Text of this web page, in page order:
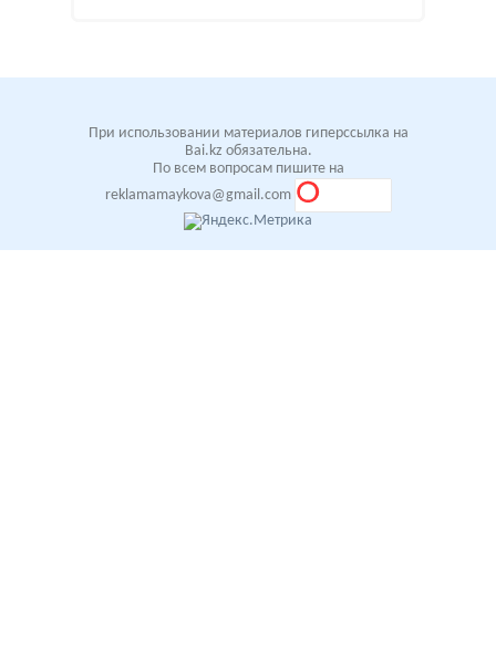
При использовании материалов гиперссылка на
Bai.kz обязательна.
По всем вопросам пишите на
reklamamaykova@gmail.com